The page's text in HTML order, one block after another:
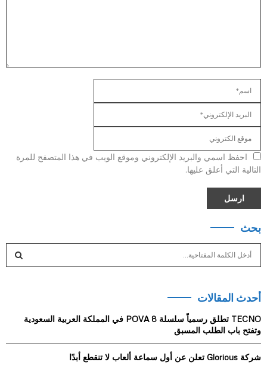
احفظ اسمي والبريد الإلكتروني وموقع الويب في هذا المتصفح للمرة
التالية التي أعلق عليها.
بحث
c
f
o
:
أحدث المقالات
TECNO تطلق رسمياً سلسلة POVA 8 في المملكة العربية السعودية
وتفتح باب الطلب المسبق
شركة Glorious تعلن عن أول سماعة ألعاب لا تنقطع أبدًا